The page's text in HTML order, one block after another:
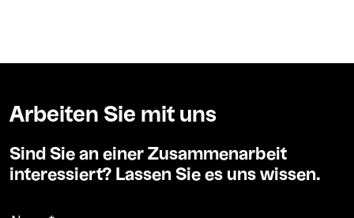
Arbeiten Sie mit uns
Sind Sie an einer Zusammenarbeit
interessiert? Lassen Sie es uns wissen.